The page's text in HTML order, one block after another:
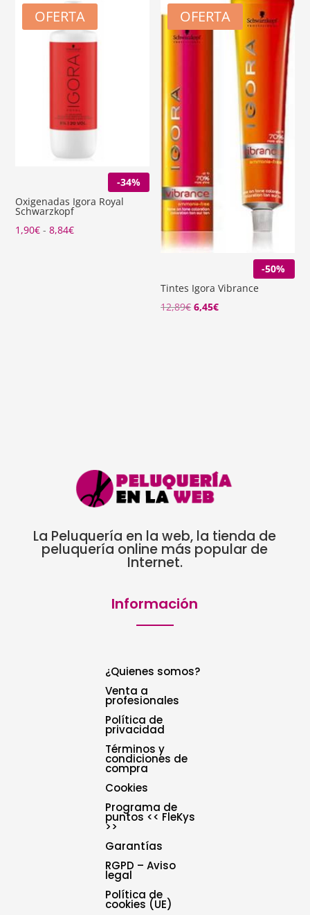
14,10€.9,97€.
OFERTA
-34%
Oxigenadas Igora Royal
Schwarzkopf
1,90€ - 8,84€Rango
OFERTA
-50%
Tintes Igora Vibrance
12,89€ El
6,45€El
La Peluquería en la web, la tienda de
peluquería online más popular de
Internet.
Información
¿Quienes somos?
Venta a
profesionales
Política de
privacidad
Términos y
condiciones de
compra
Cookies
Programa de
puntos << FleKys
>>
Garantías
RGPD – Aviso
legal
Política de
cookies (UE)